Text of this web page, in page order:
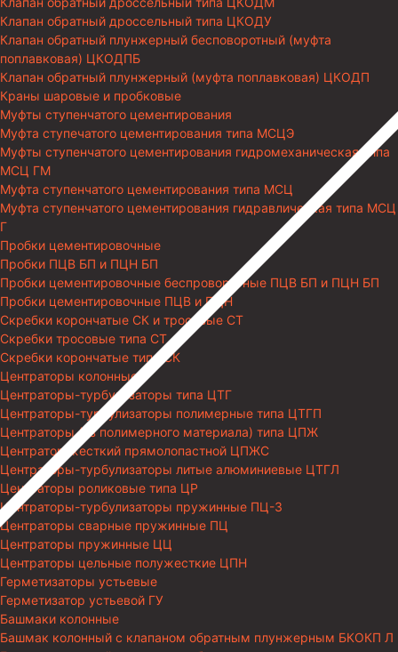
Клапан обратный дроссельный типа ЦКОДУ
Клапан обратный плунжерный бесповоротный (муфта
поплавковая) ЦКОДПБ
Клапан обратный плунжерный (муфта поплавковая) ЦКОДП
Краны шаровые и пробковые
Муфты ступенчатого цементирования
Муфта ступечатого цементирования типа МСЦЭ
Муфты ступенчатого цементирования гидромеханическая типа
МСЦ ГМ
Муфта ступенчатого цементирования типа МСЦ
Муфта ступенчатого цементирования гидравлическая типа МСЦ
Г
Пробки цементировочные
Пробки ПЦВ БП и ПЦН БП
Пробки цементировочные беспроворотные ПЦВ БП и ПЦН БП
Пробки цементировочные ПЦВ и ПЦН
Скребки корончатые СК и тросовые СТ
Скребки тросовые типа СТ
Скребки корончатые типа СК
Центраторы колонные
Центраторы-турбулизаторы типа ЦТГ
Центраторы-турбулизаторы полимерные типа ЦТГП
Центраторы (из полимерного материала) типа ЦПЖ
Центратор жесткий прямолопастной ЦПЖС
Центраторы-турбулизаторы литые алюминиевые ЦТГЛ
Центраторы роликовые типа ЦР
Центраторы-турбулизаторы пружинные ПЦ-3
Центраторы сварные пружинные ПЦ
Центраторы пружинные ЦЦ
Центраторы цельные полужесткие ЦПН
Герметизаторы устьевые
Герметизатор устьевой ГУ
Башмаки колонные
Башмак колонный с клапаном обратным плунжерным БКОКП Л